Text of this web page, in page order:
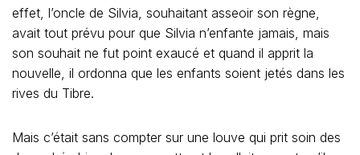
effet, l’oncle de Silvia, souhaitant asseoir son règne,
avait tout prévu pour que Silvia n’enfante jamais, mais
son souhait ne fut point exaucé et quand il apprit la
nouvelle, il ordonna que les enfants soient jetés dans les
rives du Tibre.
Mais c’était sans compter sur une louve qui prit soin des